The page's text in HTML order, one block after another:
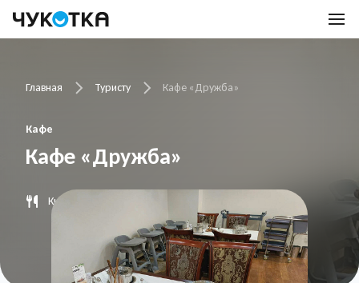
Главная Туристу Кафе «Дружба»
Кафе
Кафе «Дружба»
Китайская кухня